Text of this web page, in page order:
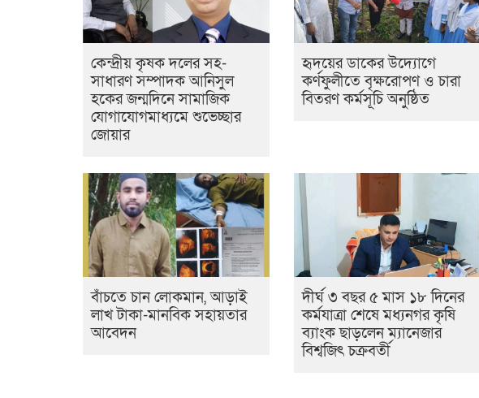
কেন্দ্রীয় কৃষক দলের সহ-
সাধারণ সম্পাদক আনিসুল
হকের জন্মদিনে সামাজিক
যোগাযোগমাধ্যমে শুভেচ্ছার
জোয়ার
হৃদয়ের ডাকের উদ্যোগে
কর্ণফুলীতে বৃক্ষরোপণ ও চারা
বিতরণ কর্মসূচি অনুষ্ঠিত
বাঁচতে চান লোকমান, আড়াই
লাখ টাকা-মানবিক সহায়তার
আবেদন
দীর্ঘ ৩ বছর ৫ মাস ১৮ দিনের
কর্মযাত্রা শেষে মধ্যনগর কৃষি
ব্যাংক ছাড়লেন ম্যানেজার
বিশ্বজিৎ চক্রবর্তী